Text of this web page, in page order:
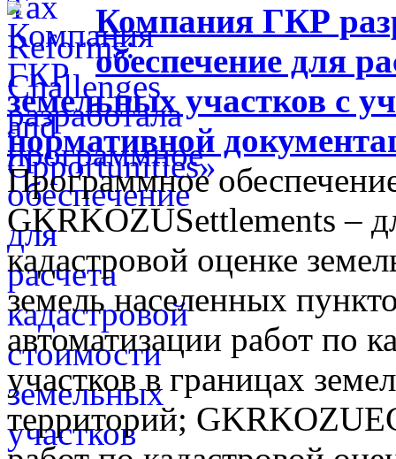
Компания ГКР
обеспечение для
земельных участков с
нормативной
Программное
GKRKOZUSettlements –
кадастровой оценке
земель населенных
автоматизации работ по
участков в границах
территорий;